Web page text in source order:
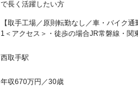
で長く活躍したい方
【取手工場／原則転勤なし／車・バイク
1＜アクセス＞・徒歩の場合JR常磐線・関
西取手駅
年収670万円／30歳